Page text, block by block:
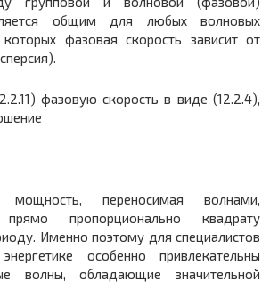
общим для любых волновых
фазовая скорость зависит от
фазовую скорость в виде (12.2.4),
мощность, переносимая волнами,
прямо пропорционально квадрату
Именно поэтому для специалистов
особенно привлекательны
волны, обладающие значительной